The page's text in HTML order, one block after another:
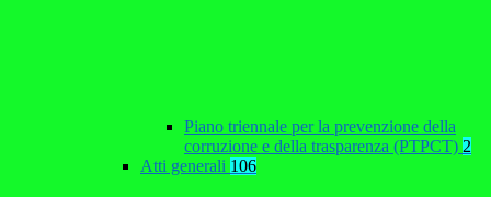
Piano triennale per la prevenzione della
corruzione e della trasparenza (PTPCT) 2
Atti generali 106